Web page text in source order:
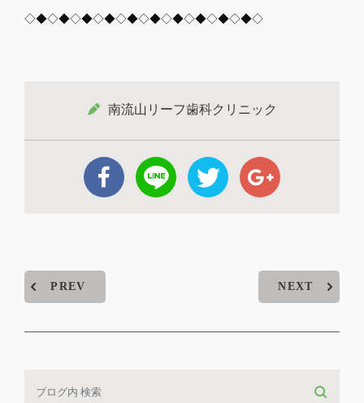
◇◆◇◆◇◆◇◆◇◆◇◆◇◆◇◆◇◆◇◆◇
南流山リーフ歯科クリニック
PREV NEXT